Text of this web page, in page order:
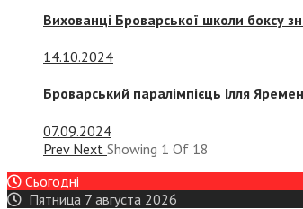
Вихованці Броварської школи боксу
14.10.2024
Броварський паралімпієць Ілля
07.09.2024
Prev Next Showing 1 Of 18
Сьогодні
Пятница 7 августа 2026